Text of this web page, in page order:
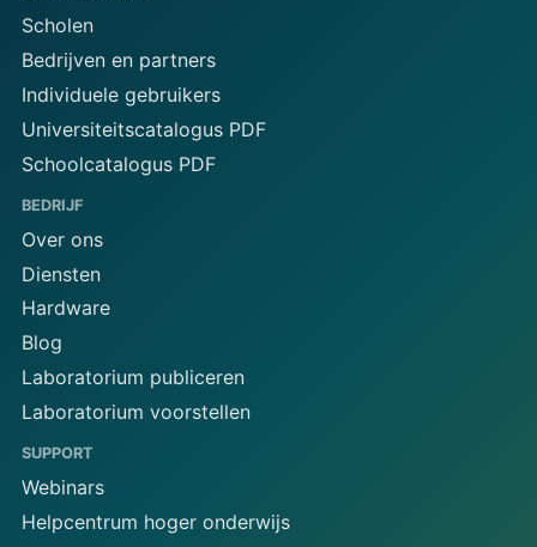
Scholen
Bedrijven en partners
Individuele gebruikers
Universiteitscatalogus PDF
Schoolcatalogus PDF
BEDRIJF
Over ons
Diensten
Hardware
Blog
Laboratorium publiceren
Laboratorium voorstellen
SUPPORT
Webinars
Helpcentrum hoger onderwijs